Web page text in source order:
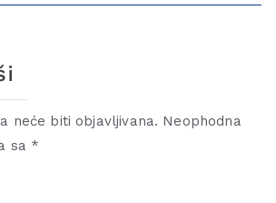
neće biti objavljivana. Neophodna
sa *